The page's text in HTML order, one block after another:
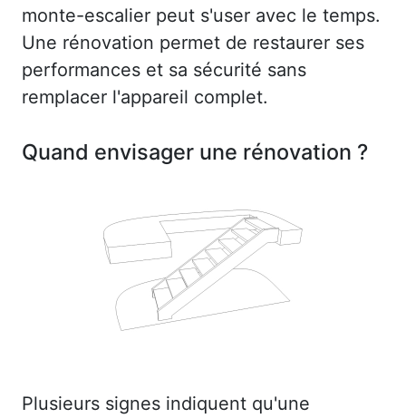
monte-escalier peut s'user avec le temps.
Une rénovation permet de restaurer ses
performances et sa sécurité sans
remplacer l'appareil complet.
Quand envisager une rénovation ?
Plusieurs signes indiquent qu'une